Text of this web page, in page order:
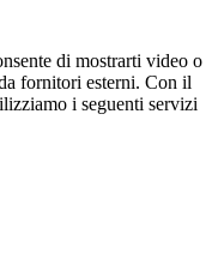
di mostrarti video o
fornitori esterni. Con il
i seguenti servizi